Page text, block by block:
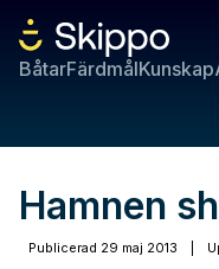
BåtarFärdmålKunskap
Hamnen
Publicerad 29 maj 2013